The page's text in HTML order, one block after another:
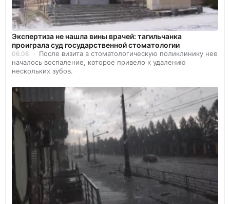
Экспертиза не нашла вины врачей: тагильчанка
проиграла суд государственной стоматологии
06.08
После визита в стоматологическую поликлинику нее
началось воспаление, которое привело к удалению
нескольких зубов.